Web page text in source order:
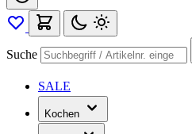
Suche
SALE
Kochen